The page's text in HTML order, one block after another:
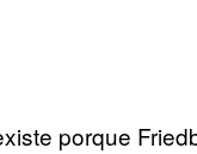
porque